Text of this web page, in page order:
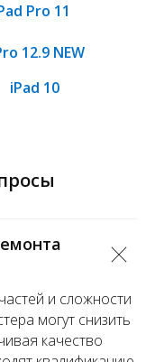
Pro 11
12.9 NEW
iPad 10
и сложности
могут снизить
качество